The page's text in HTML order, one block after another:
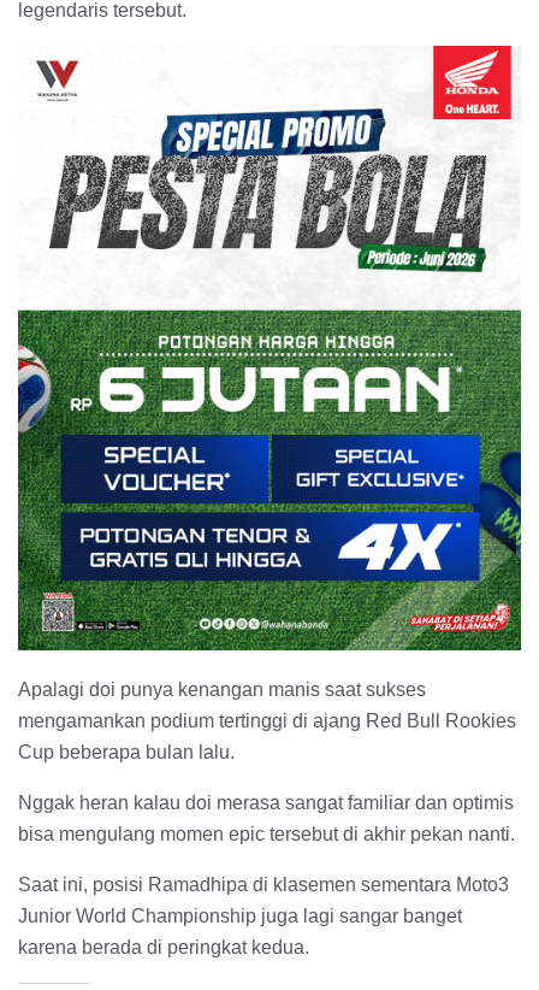
legendaris tersebut.
Apalagi doi punya kenangan manis saat sukses
mengamankan podium tertinggi di ajang Red Bull Rookies
Cup beberapa bulan lalu.
Nggak heran kalau doi merasa sangat familiar dan optimis
bisa mengulang momen epic tersebut di akhir pekan nanti.
Saat ini, posisi Ramadhipa di klasemen sementara Moto3
Junior World Championship juga lagi sangar banget
karena berada di peringkat kedua.